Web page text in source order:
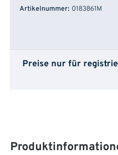
Artikelnummer Lager
0183861M
Preise nur für